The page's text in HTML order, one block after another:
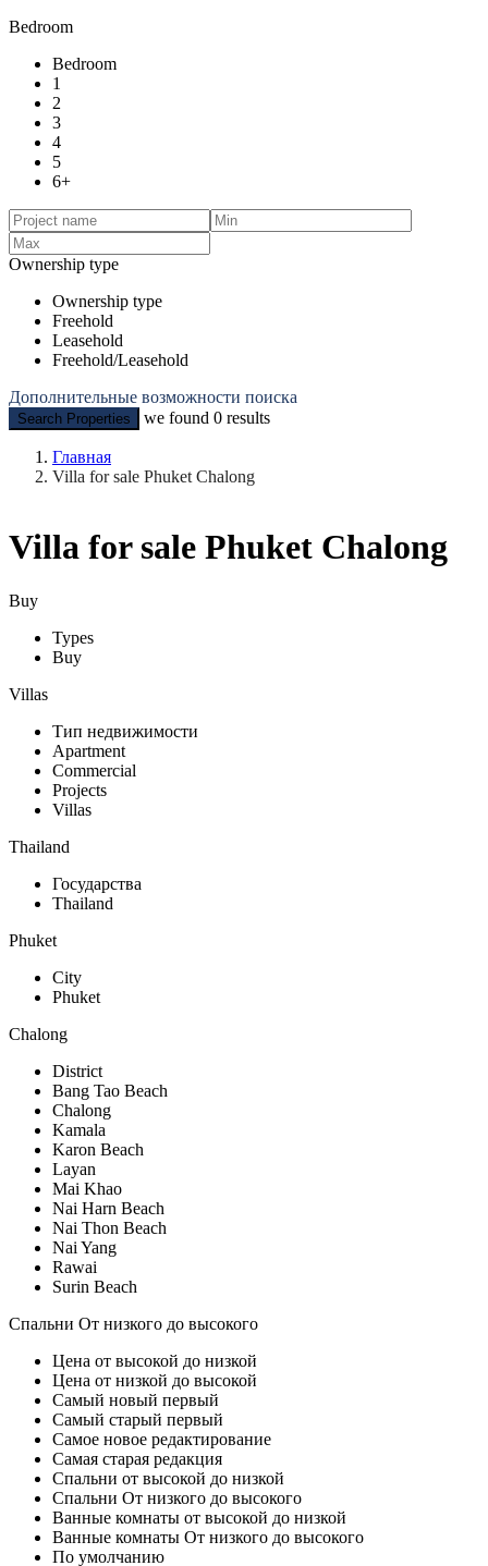
Bedroom
Bedroom
1
2
3
4
5
6+
Ownership type
Ownership type
Freehold
Leasehold
Freehold/Leasehold
Дополнительные возможности поиска
Search Properties we found 0 results
Главная
Villa for sale Phuket Chalong
Villa for sale Phuket Chalong
Buy
Types
Buy
Villas
Тип недвижимости
Apartment
Commercial
Projects
Villas
Thailand
Государства
Thailand
Phuket
City
Phuket
Chalong
District
Bang Tao Beach
Chalong
Kamala
Karon Beach
Layan
Mai Khao
Nai Harn Beach
Nai Thon Beach
Nai Yang
Rawai
Surin Beach
Спальни От низкого до высокого
Цена от высокой до низкой
Цена от низкой до высокой
Самый новый первый
Самый старый первый
Самое новое редактирование
Самая старая редакция
Спальни от высокой до низкой
Спальни От низкого до высокого
Ванные комнаты от высокой до низкой
Ванные комнаты От низкого до высокого
По умолчанию